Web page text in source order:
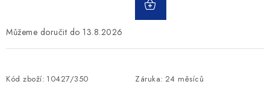
13.8.2026
Kód zboží: 10427/350 Záruka: 24 měsíců